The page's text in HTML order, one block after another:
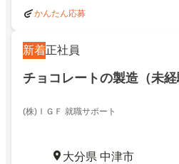
かんたん応募
新着正社員
チョコレートの製造（未
(株)ＩＧＦ 就職サポート
大分県 中津市